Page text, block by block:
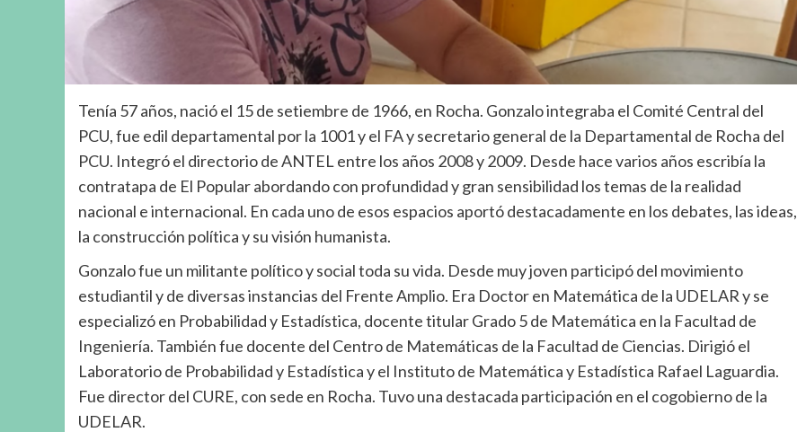
Tenía 57 años, nació el 15 de setiembre de 1966, en Rocha. Gonzalo integraba el Comité Central del
PCU, fue edil departamental por la 1001 y el FA y secretario general de la Departamental de Rocha del
PCU. Integró el directorio de ANTEL entre los años 2008 y 2009. Desde hace varios años escribía la
contratapa de El Popular abordando con profundidad y gran sensibilidad los temas de la realidad
nacional e internacional. En cada uno de esos espacios aportó destacadamente en los debates, las ideas,
la construcción política y su visión humanista.
Gonzalo fue un militante político y social toda su vida. Desde muy joven participó del movimiento
estudiantil y de diversas instancias del Frente Amplio. Era Doctor en Matemática de la UDELAR y se
especializó en Probabilidad y Estadística, docente titular Grado 5 de Matemática en la Facultad de
Ingeniería. También fue docente del Centro de Matemáticas de la Facultad de Ciencias. Dirigió el
Laboratorio de Probabilidad y Estadística y el Instituto de Matemática y Estadística Rafael Laguardia.
Fue director del CURE, con sede en Rocha. Tuvo una destacada participación en el cogobierno de la
UDELAR.